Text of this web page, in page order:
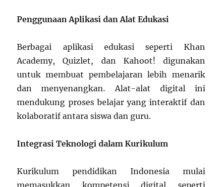
Penggunaan Aplikasi dan Alat Edukasi
Berbagai aplikasi edukasi seperti Khan
Academy, Quizlet, dan Kahoot! digunakan
untuk membuat pembelajaran lebih menarik
dan menyenangkan. Alat-alat digital ini
mendukung proses belajar yang interaktif dan
kolaboratif antara siswa dan guru.
Integrasi Teknologi dalam Kurikulum
Kurikulum pendidikan Indonesia mulai